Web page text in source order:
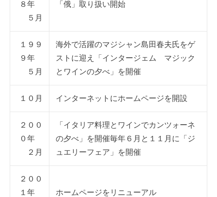
８年
５月
「俄」取り扱い開始
１９９
９年
５月
海外で活躍のマジシャン島田春夫氏をゲ
ストに迎え「インタージェム マジック
とワインの夕べ」を開催
１０月 インターネットにホームページを開設
２００
０年
２月
「イタリア料理とワインでカンツォーネ
の夕べ」を開催毎年６月と１１月に「ジ
ュエリーフェア」を開催
２００
１年
ホームページをリニューアル